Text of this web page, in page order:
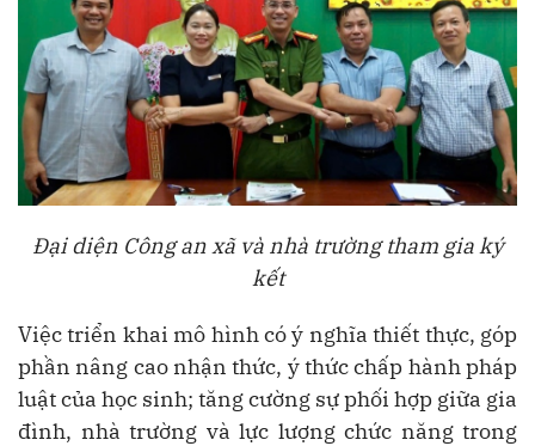
Đại diện Công an xã và nhà trường tham gia ký
kết
Việc triển khai mô hình có ý nghĩa thiết thực, góp
phần nâng cao nhận thức, ý thức chấp hành pháp
luật của học sinh; tăng cường sự phối hợp giữa gia
đình, nhà trường và lực lượng chức năng trong